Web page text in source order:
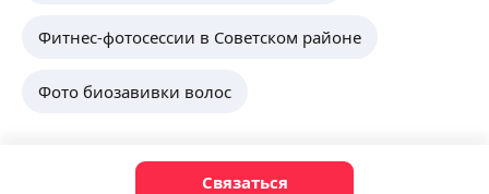
Фитнес-фотосессии в Советском районе
Фото биозавивки волос
Связаться